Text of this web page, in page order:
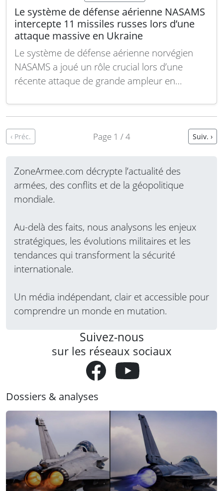
Le système de défense aérienne NASAMS
intercepte 11 missiles russes lors d’une
attaque massive en Ukraine
Le système de défense aérienne norvégien
NASAMS a joué un rôle crucial lors d’une
récente attaque de grande ampleur en
visant le territoire ukrainien. Dans le cadre
forces russes, le système NASAMS a démontré
‹ Préc. Page 1 / 4 Suiv. ›
ZoneArmee.com décrypte l’actualité des
armées, des conflits et de la géopolitique
mondiale.
Au-delà des faits, nous analysons les enjeux
stratégiques, les évolutions militaires et les
tendances qui transforment la sécurité
internationale.
Un média indépendant, clair et accessible pour
comprendre un monde en mutation.
Suivez-nous
sur les réseaux sociaux
Dossiers & analyses